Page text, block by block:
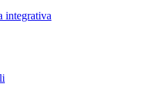
integrativa